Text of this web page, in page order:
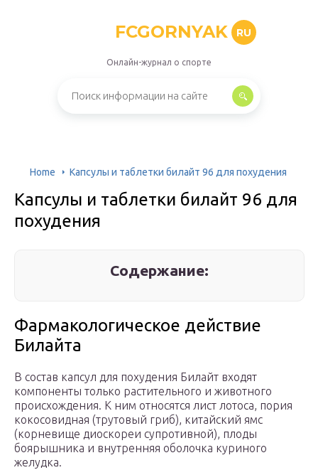
FCGORNYAK RU
Онлайн-журнал о спорте
Home Капсулы и таблетки билайт 96 для похудения
Капсулы и таблетки билайт 96 для
похудения
Содержание:
Фармакологическое действие
Билайта
В состав капсул для похудения Билайт входят
компоненты только растительного и животного
происхождения. К ним относятся лист лотоса, пория
кокосовидная (трутовый гриб), китайский ямс
(корневище диоскореи супротивной), плоды
боярышника и внутренняя оболочка куриного
желудка.